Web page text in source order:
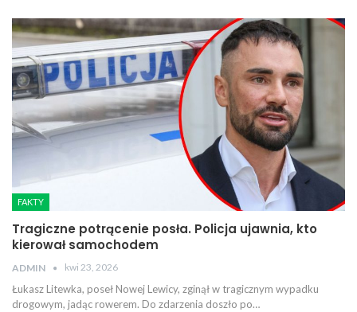
FAKTY
Tragiczne potrącenie posła. Policja ujawnia, kto
kierował samochodem
ADMIN kwi 23, 2026
Łukasz Litewka, poseł Nowej Lewicy, zginął w tragicznym wypadku
drogowym, jadąc rowerem. Do zdarzenia doszło po…